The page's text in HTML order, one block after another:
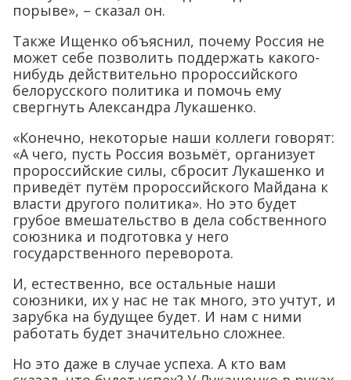
порыве», – сказал он.
Также Ищенко объяснил, почему Россия не
может себе позволить поддержать какого-
нибудь действительно пророссийского
белорусского политика и помочь ему
свергнуть Александра Лукашенко.
«Конечно, некоторые наши коллеги говорят:
«А чего, пусть Россия возьмёт, организует
пророссийские силы, сбросит Лукашенко и
приведёт путём пророссийского Майдана к
власти другого политика». Но это будет
грубое вмешательство в дела собственного
союзника и подготовка у него
государственного переворота.
И, естественно, все остальные наши
союзники, их у нас не так много, это учтут, и
зарубка на будущее будет. И нам с ними
работать будет значительно сложнее.
Но это даже в случае успеха. А кто вам